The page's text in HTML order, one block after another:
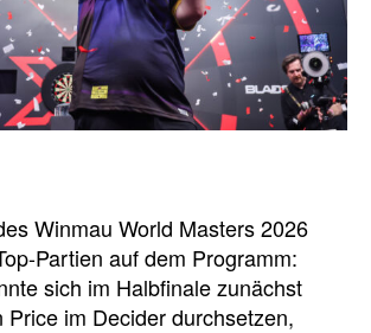
Winmau World Masters 2026
Partien auf dem Programm:
sich im Halbfinale zunächst
im Decider durchsetzen,